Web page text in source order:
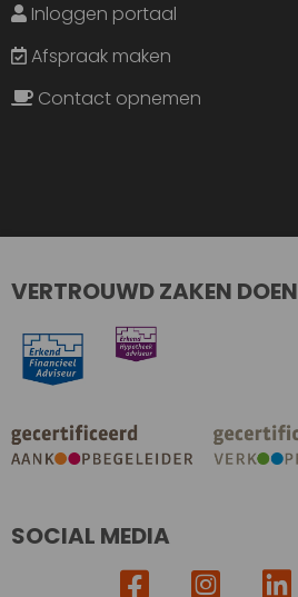
Inloggen portaal
Afspraak maken
Contact opnemen
VERTROUWD ZAKEN DOEN
SOCIAL MEDIA